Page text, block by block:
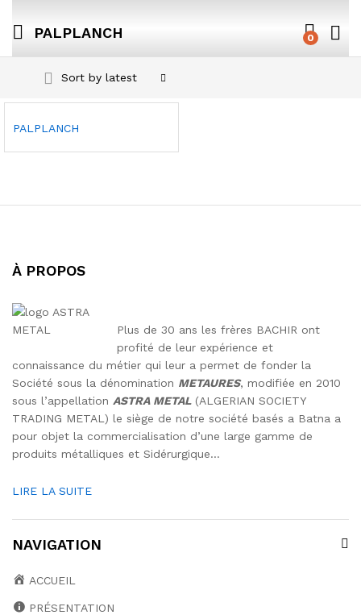
PALPLANCH 0
Sort by latest
PALPLANCH
À PROPOS
Plus de 30 ans les frères BACHIR ont
profité de leur expérience et
connaissance du métier qui leur a permet de fonder la
Société sous la dénomination METAURES, modifiée en 2010
sous l’appellation ASTRA METAL(ALGERIAN SOCIETY
TRADING METAL) le siège de notre société basés a Batna a
pour objet la commercialisation d’une large gamme de
produits métalliques et Sidérurgique…
LIRE LA SUITE
NAVIGATION
ACCUEIL
PRÉSENTATION